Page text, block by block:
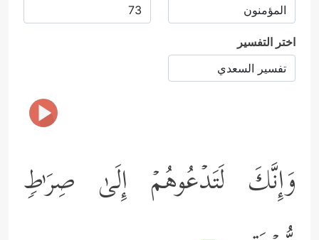
اختر التفسير
وَإِنَّكَ لَتَدۡعُوهُمۡ إِلَىٰ صِرَ ٰ⁠طࣲ